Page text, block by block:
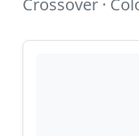
Crossover ·